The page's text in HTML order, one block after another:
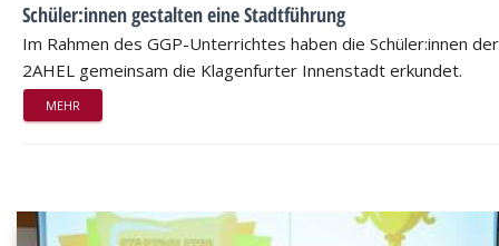
Schüler:innen gestalten eine Stadtführung
Im Rahmen des GGP-Unterrichtes haben die Schüler:innen der
2AHEL gemeinsam die Klagenfurter Innenstadt erkundet.
MEHR